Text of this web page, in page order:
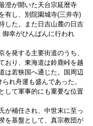
澄が開いた天台宗延暦寺
有し、別院園城寺(三井寺)
した。また日吉山麓の日吉
幸がひんぱんに行われ
を発する主要街道のうち、
おり、東海道は鈴鹿峠を越
は若狭国へ通じた。国周辺
れ舟運も盛んであった。
して軍事的にも重要な位置
が補任され、中世末に至っ
を基盤として、真宗教団が